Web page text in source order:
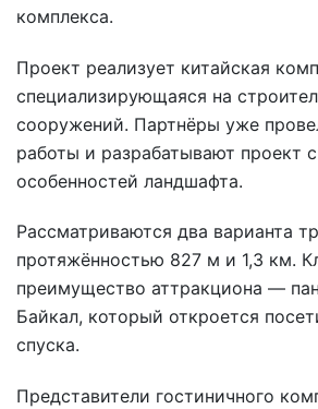
комплекса.
Проект реализует китайская
специализирующаяся на
сооружений. Партнёры уже
работы и разрабатывают проект
особенностей ландшафта.
Рассматриваются два варианта
протяжённостью 827 м и 1,3 км.
преимущество аттракциона —
Байкал, который откроется
спуска.
Представители гостиничного